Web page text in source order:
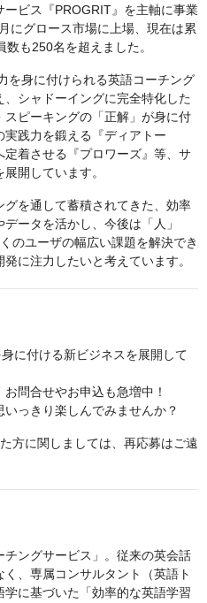
ビス『PROGRIT』を主軸に事業
にグロース市場に上場、現在は累
も250名を超えました。
を身に付けられる英語コーチング
シャドーイングに完全特化した
ピーキングの「正解」が身に付
実践力を鍛える『ディアトー
着させる『プロワーズ』等、サ
開しています。
グを通して蓄積されてきた、効率
ータを活かし、今後は「人」
のユーザの幅広い課題を解決でき
に注力したいと考えています。
に付ける新ビジネスを展開して
問合せやお申込も急増中！
っきり楽しんでみませんか？
方に関しましては、再応募はご遠
ングサービス」。従来の英会話
、専属コンサルタント（英語ト
に基づいた「効率的な英語学習